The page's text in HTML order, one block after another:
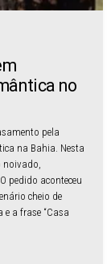
no
pela
na Bahia. Nesta
noivado,
pedido aconteceu
cheio de
a frase “Casa